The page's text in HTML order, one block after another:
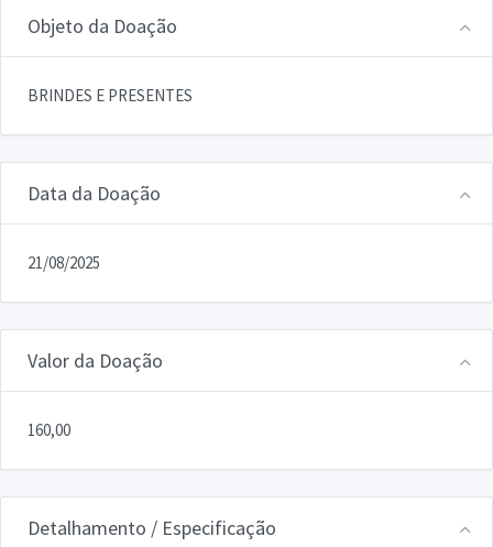
Objeto da Doação
BRINDES E PRESENTES
Data da Doação
21/08/2025
Valor da Doação
160,00
Detalhamento / Especificação